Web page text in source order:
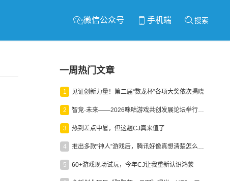
微信公众号 手机端 搜索
一周热门文章
1 见证创新力量！第二届“数龙杯”各项大奖依次揭晓
2 智竞·未来——2026咪咕游戏共创发展论坛举行：聚力精品内容、AI创作与电竞生态，共建高品质益智健康游戏社区
3 热到差点中暑，但这趟CJ真来值了
4 推出多款“神人”游戏后，腾讯好像真想清楚怎么做二次元了
5 60+游戏现场试玩，今年CJ让我重新认识鸿蒙